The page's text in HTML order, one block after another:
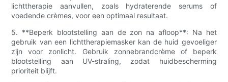
lichttherapie aanvullen, zoals hydraterende serums of
voedende crèmes, voor een optimaal resultaat.
5. **Beperk blootstelling aan de zon na afloop**: Na het
gebruik van een lichttherapiemasker kan de huid gevoeliger
zijn voor zonlicht. Gebruik zonnebrandcrème of beperk
blootstelling aan UV-straling, zodat huidbescherming
prioriteit blijft.